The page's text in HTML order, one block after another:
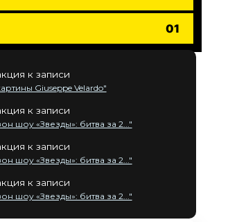
01
к записи
Giuseppe Velardo"
к записи
шоу «Звезды»: битва за 2..."
к записи
шоу «Звезды»: битва за 2..."
к записи
шоу «Звезды»: битва за 2..."